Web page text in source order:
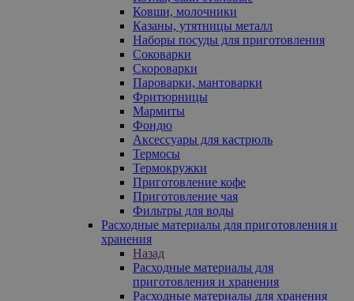
Ковши, молочники
Казаны, утятницы металл
Наборы посуды для приготовления
Соковарки
Скороварки
Пароварки, мантоварки
Фритюрницы
Мармиты
Фондю
Аксессуары для кастрюль
Термосы
Термокружки
Приготовление кофе
Приготовление чая
Фильтры для воды
Расходные материалы для приготовления и
хранения
Назад
Расходные материалы для
приготовления и хранения
Расходные материалы для хранения